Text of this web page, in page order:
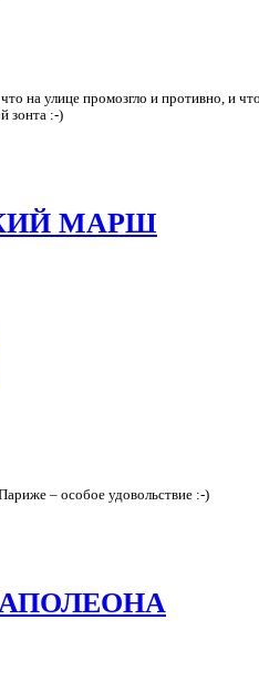
на улице промозгло и противно, и
зонта :-)
МАРШ
– особое удовольствие :-)